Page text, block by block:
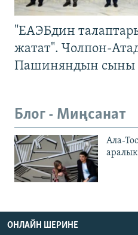
"ЕАЭБдин
жатат". Чолпон-
Пашиняндын сыны
Блог - Миңсанат
Ала-
ОНЛАЙН ШЕРИНЕ